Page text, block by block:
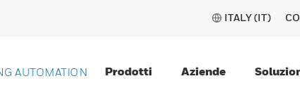
ITALY (IT)
AUTOMATION Prodotti Aziende